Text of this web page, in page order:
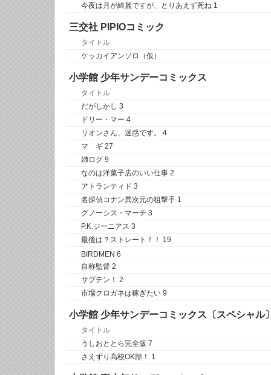
今夜は月が綺麗ですが、とりあえず死ね 1
三交社 PIPIOコミック
タイトル
ケッカイアンソロ（仮）
小学館 少年サンデーコミックス
タイトル
だがしかし 3
ドリー・マー 4
リオンさん、迷惑です。 4
マ ギ 27
姉ログ 9
なのは洋菓子店のいい仕事 2
アトランティド 3
名探偵コナン異次元の狙撃手 1
グノーシス・マーチ 3
P.K.ジーニアス 3
最後は？ストレート！！ 19
BIRDMEN 6
自称監督 2
サブテン！ 2
市場クロガネは稼ぎたい 9
小学館 少年サンデーコミックス〔スペシャル
タイトル
うしおととら完全版 7
さえずり高校OK部！ 1